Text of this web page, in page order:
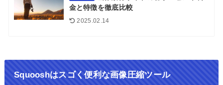
金と特徴を徹底比較
2025.02.14
Squooshはスゴく便利な画像圧縮ツール